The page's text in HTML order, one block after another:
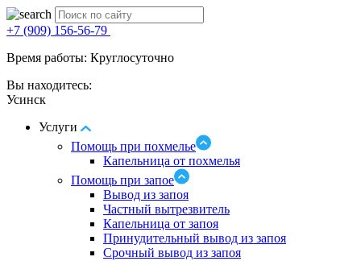
+7 (909) 156-56-79
Время работы: Круглосуточно
Вы находитесь:
Усинск
Услуги
Помощь при похмелье
Капельница от похмелья
Помощь при запое
Вывод из запоя
Частный вытрезвитель
Капельница от запоя
Принудительный вывод из запоя
Срочный вывод из запоя